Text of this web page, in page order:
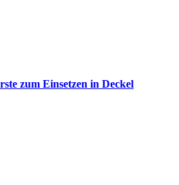
zum Einsetzen in Deckel